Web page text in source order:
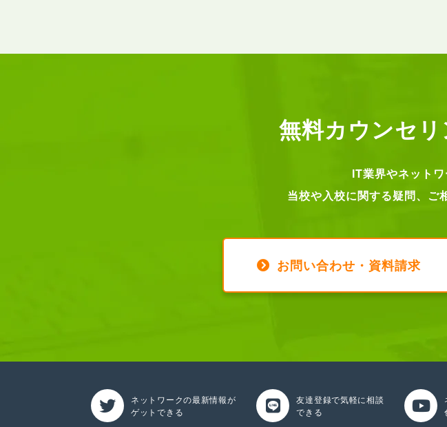
無料カウンセリ
IT業界やネットワ
当校や入校に関する疑問、ご
お問い合わせ・資料請求
ネットワークの最新情報が
ゲットできる
友達登録で気軽に相談
できる